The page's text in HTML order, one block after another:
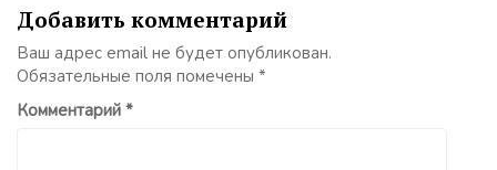
Добавить комментарий
Ваш адрес email не будет опубликован.
Обязательные поля помечены *
Комментарий *